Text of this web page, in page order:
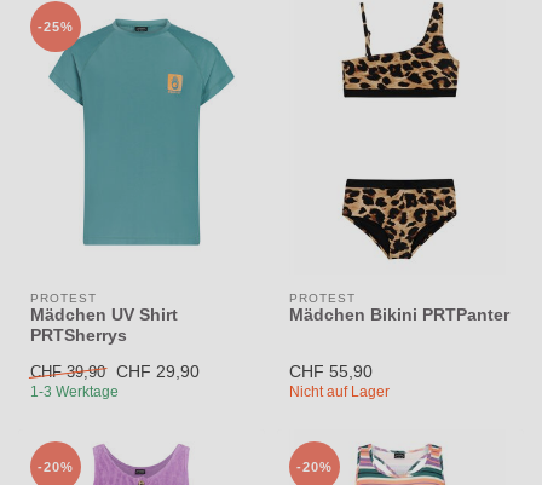
-25%
PROTEST
Mädchen UV Shirt
PRTSherrys
CHF 39,90 CHF 29,90
1-3 Werktage
PROTEST
Mädchen Bikini PRTPanter
CHF 55,90
Nicht auf Lager
-20% -20%